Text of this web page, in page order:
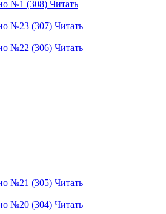
№1 (308) Читать
№23 (307) Читать
№22 (306) Читать
№21 (305) Читать
№20 (304) Читать